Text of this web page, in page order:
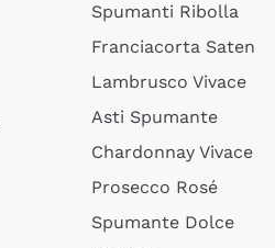
Spumanti Ribolla
Franciacorta Saten
Lambrusco Vivace
Asti Spumante
Chardonnay Vivace
Prosecco Rosé
Spumante Dolce